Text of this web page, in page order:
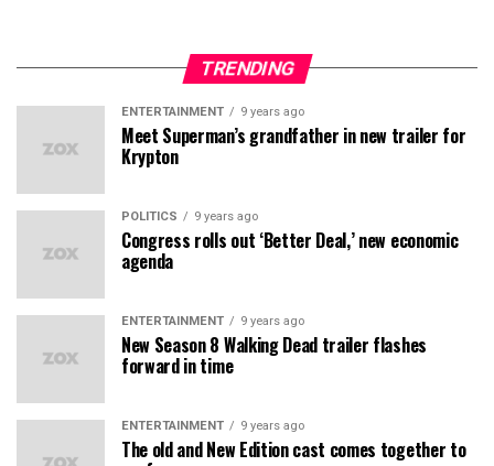
TRENDING
ENTERTAINMENT 9 years ago
Meet Superman’s grandfather in new trailer for
Krypton
POLITICS 9 years ago
Congress rolls out ‘Better Deal,’ new economic
agenda
ENTERTAINMENT 9 years ago
New Season 8 Walking Dead trailer flashes
forward in time
ENTERTAINMENT 9 years ago
The old and New Edition cast comes together to